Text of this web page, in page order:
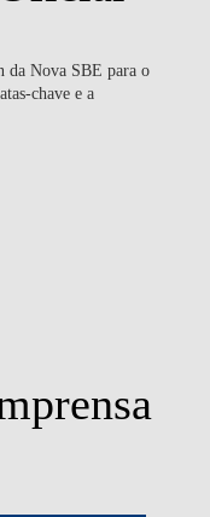
da Nova SBE para o
chave e a